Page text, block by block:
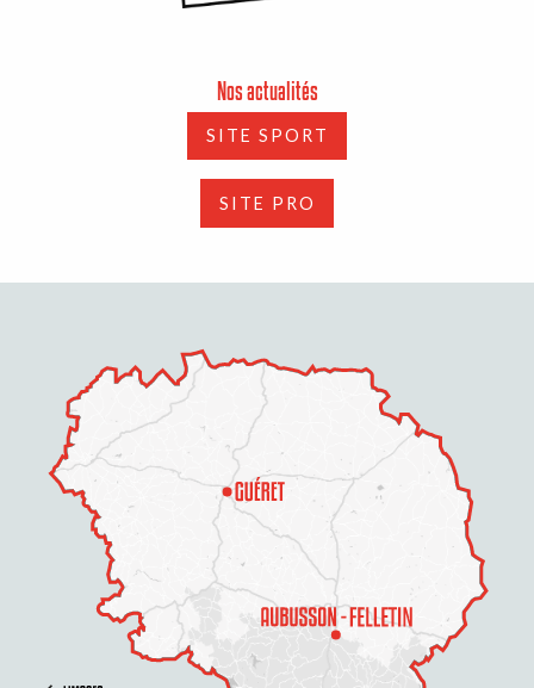
Nos actualités
SITE SPORT
SITE PRO